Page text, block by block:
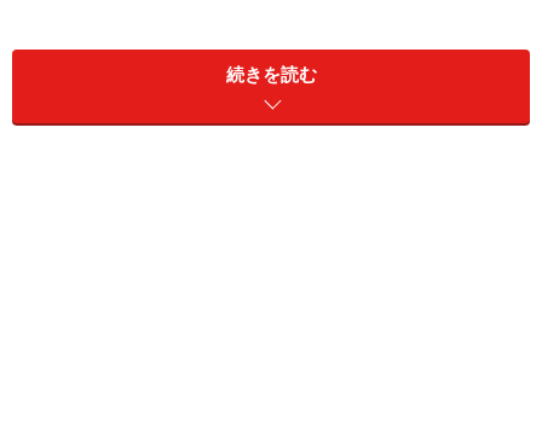
クレマチスとは、キンポウゲ科センニンソウ属の総称
続きを読む